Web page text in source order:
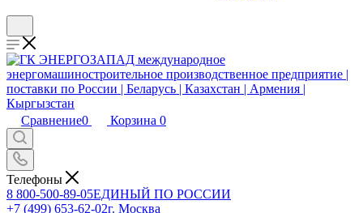
Сравнение0 Корзина 0
Телефоны
8 800-500-89-05ЕДИНЫЙ ПО РОССИИ
+7 (499) 653-62-02г. Москва